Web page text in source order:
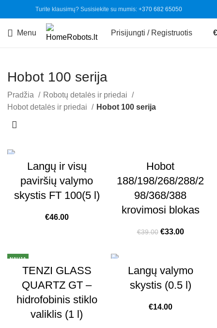
Turite klausimų? Susisiekite su mumis: +370 682 65050
Menu Prisijungti / Registruotis €
Hobot 100 serija
Pradžia
Robotų detalės ir priedai
Hobot detalės ir priedai
Hobot 100 serija
Langų ir visų
paviršių valymo
skystis FT 100(5 l)
€46.00
Hobot
188/198/268/288/2
98/368/388
krovimosi blokas
€39.00 €33.00
NAUJA
TENZI GLASS
QUARTZ GT –
hidrofobinis stiklo
valiklis (1 l)
Langų valymo
skystis (0.5 l)
€14.00